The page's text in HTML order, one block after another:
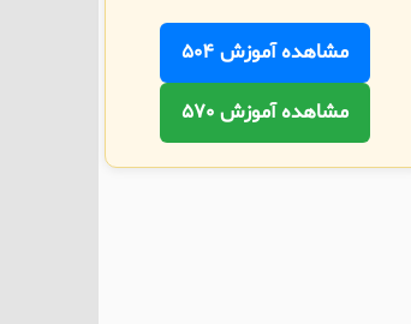
مشاهده آموزش 504
مشاهده آموزش 570